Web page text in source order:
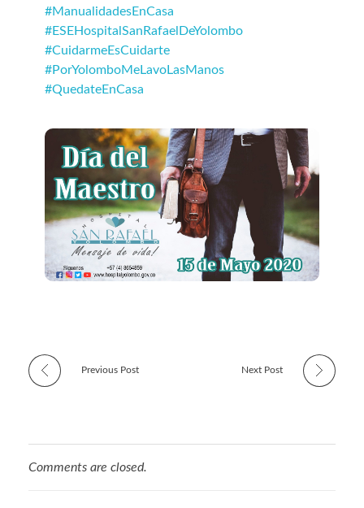
#ManualidadesEnCasa
#ESEHospitalSanRafaelDeYolombo
#CuidarmeEsCuidarte
#PorYolomboMeLavoLasManos
#QuedateEnCasa
Previous Post Next Post
Comments are closed.